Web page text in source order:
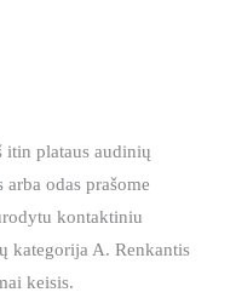
itin plataus audinių
odas prašome
kontaktiniu
kategorija A. Renkantis
keisis.